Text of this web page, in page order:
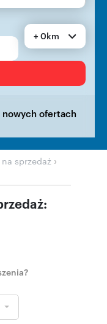
+ 0km
nowych ofertach
sprzedaż ›